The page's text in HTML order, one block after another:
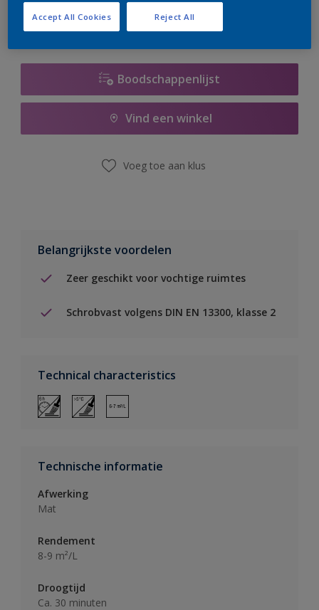
Boodschappenlijst
Vind een winkel
Voeg toe aan klus
Belangrijkste voordelen
Zeer geschikt voor vochtige ruimtes
Schrobvast volgens DIN EN 13300, klasse 2
Technical characteristics
Technische informatie
Afwerking
Mat
Rendement
8-9 m²/L
Droogtijd
Ca. 30 minuten
Reject All
Accept All Cookies